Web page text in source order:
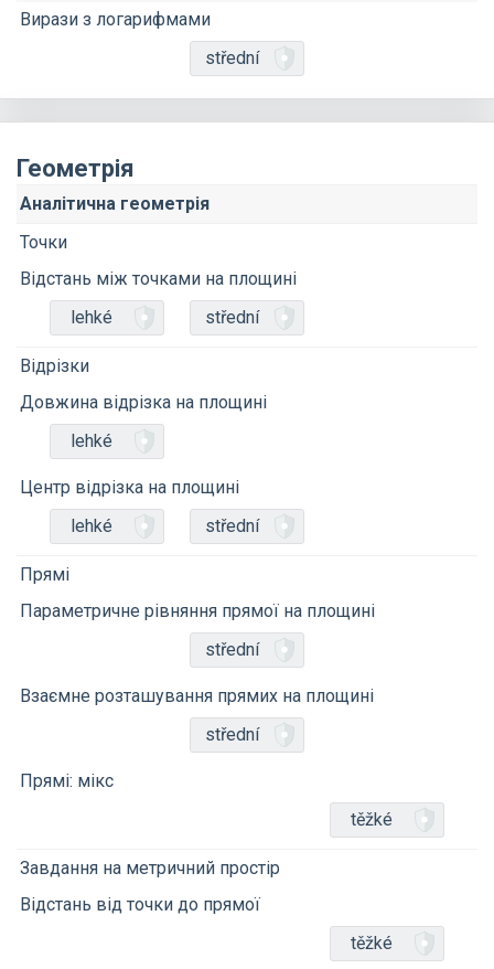
Вирази з логарифмами
střední
Геометрія
Аналітична геометрія
Точки
Відстань між точками на площині
lehké
střední
Відрізки
Довжина відрізка на площині
lehké
Центр відрізка на площині
lehké
střední
Прямі
Параметричне рівняння прямої на площині
střední
Взаємне розташування прямих на площині
střední
Прямі: мікс
těžké
Завдання на метричний простір
Відстань від точки до прямої
těžké